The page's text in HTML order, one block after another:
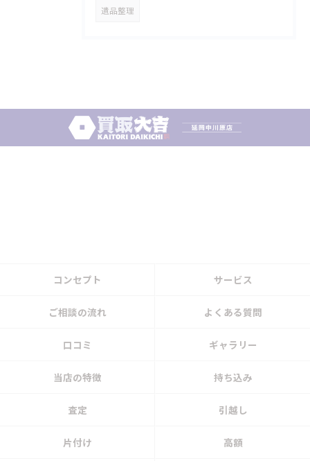
遺品整理
コンセプト サービス
ご相談の流れ よくある質問
口コミ ギャラリー
当店の特徴 持ち込み
査定 引越し
片付け 高額